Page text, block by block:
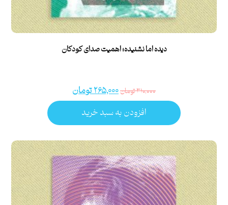
دیده اما نشنیده؛ اهمیت صدای کودکان
۳۱۰,۰۰۰تومان۲۶۵,۰۰۰تومان
افزودن به سبد خرید